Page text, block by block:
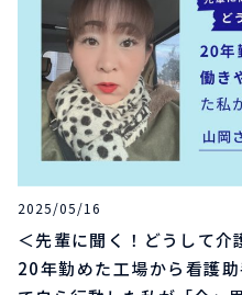
2025/05/16
＜先輩に聞く！どうして
20年勤めた工場から看護